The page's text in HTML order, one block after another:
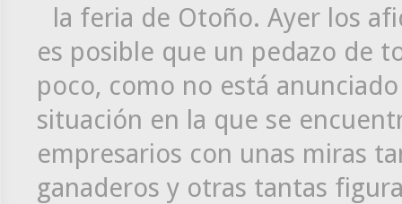
la feria de Otoño. Ayer los
es posible que un pedazo de
poco, como no está
situación en la que se
empresarios con unas miras
ganaderos y otras tantas